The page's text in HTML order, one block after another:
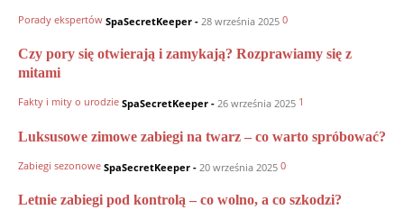
Porady ekspertów SpaSecretKeeper - 28 września 2025 0
Czy pory się otwierają i zamykają? Rozprawiamy się z
mitami
Fakty i mity o urodzie SpaSecretKeeper - 26 września 2025 1
Luksusowe zimowe zabiegi na twarz – co warto spróbować?
Zabiegi sezonowe SpaSecretKeeper - 20 września 2025 0
Letnie zabiegi pod kontrolą – co wolno, a co szkodzi?